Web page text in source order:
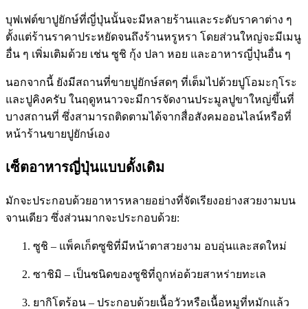
บุฟเฟต์ขาปูยักษ์ที่ญี่ปุ่นนั้นจะมีหลายร้านและระดับราคาต่าง ๆ
ตั้งแต่ร้านราคาประหยัดจนถึงร้านหรูหรา โดยส่วนใหญ่จะมีเมนู
อื่น ๆ เพิ่มเติมด้วย เช่น ซูชิ กุ้ง ปลา หอย และอาหารญี่ปุ่นอื่น ๆ
นอกจากนี้ ยังมีสถานที่ขายปูยักษ์สดๆ ที่เต็มไปด้วยปูโอมะกุโระ
และปูคิงครับ ในฤดูหนาวจะมีการจัดงานประมูลปูขาใหญ่ขึ้นที่
บางสถานที่ ซึ่งสามารถติดตามได้จากสื่อสังคมออนไลน์หรือที่
หน้าร้านขายปูยักษ์เอง
เซ็ตอาหารญี่ปุ่นแบบดั้งเดิม
มักจะประกอบด้วยอาหารหลายอย่างที่จัดเรียงอย่างสวยงามบน
จานเดียว ซึ่งส่วนมากจะประกอบด้วย:
ซูชิ – แพ็คเก็ตซูชิที่มีหน้าตาสวยงาม อบอุ่นและสดใหม่
ซาชิมิ – เป็นชนิดของซูชิที่ถูกห่อด้วยสาหร่ายทะเล
ยากิโตร้อน – ประกอบด้วยเนื้อวัวหรือเนื้อหมูที่หมักแล้ว